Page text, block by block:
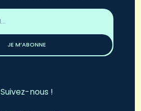
JE M’ABONNE
Suivez-nous !